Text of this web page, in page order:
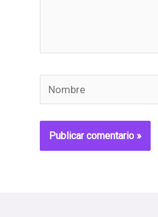
Nombre